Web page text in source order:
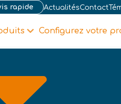
rapide ActualitésContact
Configurez votre